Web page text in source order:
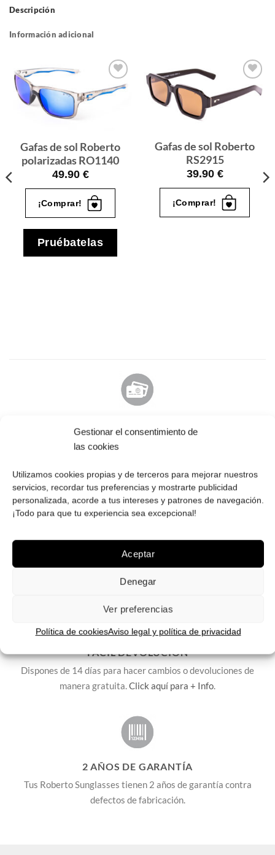
Gestionar el consentimiento de
las cookies
Utilizamos cookies propias y de terceros para mejorar nuestros
servicios, recordar tus preferencias y mostrarte publicidad
personalizada, acorde a tus intereses y patrones de navegación.
¡Todo para que tu experiencia sea excepcional!
Aceptar
Denegar
Ver preferencias
Política de cookiesAviso legal y política de privacidad
Descripción
Información adicional
Gafas
de sol
Gafas de sol Roberto
polarizadas RO1140
49.90 €
¡Comprar!
Pruébatelas
Gafas
de sol
Gafas de sol Roberto
RS2915
39.90 €
¡Comprar!
Tú eliges cómo pagar tus Roberto: Tarjeta, Pay Pal o contra
ENVÍOS GRATIS
Consulta aquítoda la info relativa a envíos.
We ship to all EU countries.
FÁCIL DEVOLUCIÓN
Dispones de 14 días para hacer cambios o devoluciones de
manera gratuita.Click aquí para + Info.
2 AÑOS DE GARANTÍA
Tus Roberto Sunglasses tienen 2 años de garantía contra
defectos de fabricación.